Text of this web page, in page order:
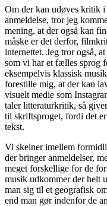
Om der kan udøves kritik i
anmeldelse, tror jeg
mening, at der også kan
måske er det derfor,
internettet. Jeg tror også,
som vi har et fælles sprog
eksempelvis klassisk
forestille mig, at der kan
visuelt medie som
taler litteraturkritik, så
til skriftsproget, fordi det
tekst.
Vi skelner imellem
der bringer anmeldelser,
meget forskellige for de
musik udkommer der helt
man sig til et geografisk
end man gør indenfor de